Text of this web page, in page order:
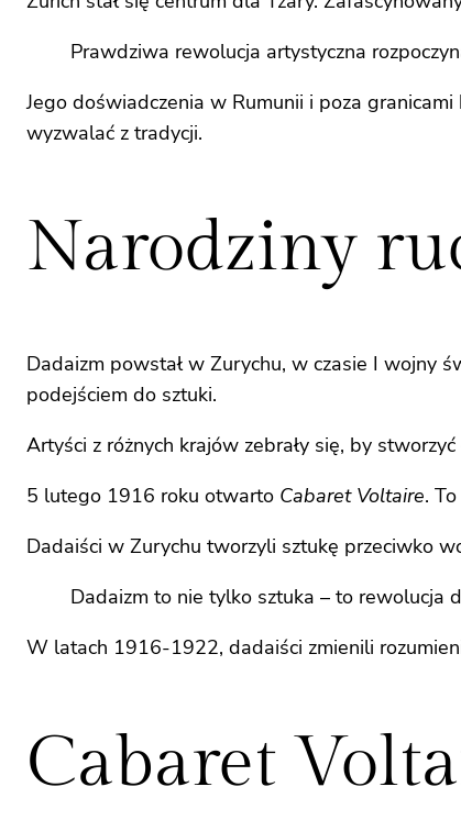
Prawdziwa rewolucja artystyczna
Jego doświadczenia w Rumunii i poza
wyzwalać z tradycji.
Narodziny
Dadaizm powstał w Zurychu, w czasie I wojny
podejściem do sztuki.
Artyści z różnych krajów zebrały się, by
5 lutego 1916 roku otwarto Cabaret Voltaire.
Dadaiści w Zurychu tworzyli sztukę przeciwko
Dadaizm to nie tylko sztuka – to rewolucja
W latach 1916-1922, dadaiści zmienili
Cabaret